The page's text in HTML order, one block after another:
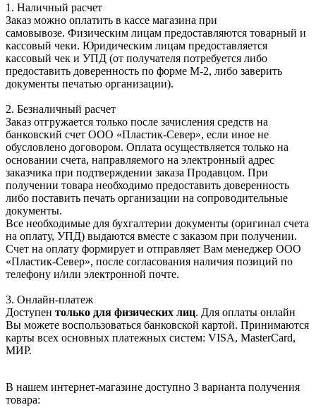
1. Наличный расчет
Заказ можно оплатить в кассе магазина при
самовывозе. Физическим лицам предоставляются товарный и
кассовый чеки. Юридическим лицам предоставляется
кассовый чек и УПД (от получателя потребуется либо
предоставить доверенность по форме М-2, либо заверить
документы печатью организации).
2. Безналичный расчет
Заказ отгружается только после зачисления средств на
банковский счет ООО «Пластик-Север», если иное не
обусловлено договором. Оплата осуществляется только на
основании счета, направляемого на электронный адрес
заказчика при подтверждении заказа Продавцом. При
получении товара необходимо предоставить доверенность
либо поставить печать организации на сопроводительные
документы.
Все необходимые для бухгалтерии документы (оригинал счета
на оплату, УПД) выдаются вместе с заказом при получении.
Счет на оплату формирует и отправляет Вам менеджер ООО
«Пластик-Север», после согласования наличия позиций по
телефону и/или электронной почте.
3. Онлайн-платеж
Доступен только для физических лиц. Для оплаты онлайн
Вы можете воспользоваться банковской картой. Принимаются
карты всех основных платежных систем: VISA, MasterCard,
МИР.
В нашем интернет-магазине доступно 3 варианта получения
товара: